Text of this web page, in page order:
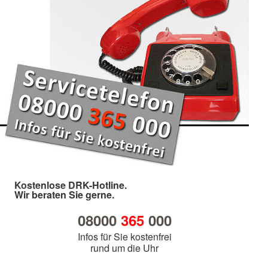
Kostenlose DRK-Hotline.
Wir beraten Sie gerne.
08000 365000
Infos für Sie kostenfrei
rund um die Uhr